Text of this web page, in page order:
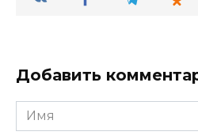
Добавить
Имя
*